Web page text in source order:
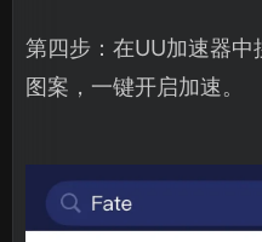
第四步：在UU加速器中
图案，一键开启加速。